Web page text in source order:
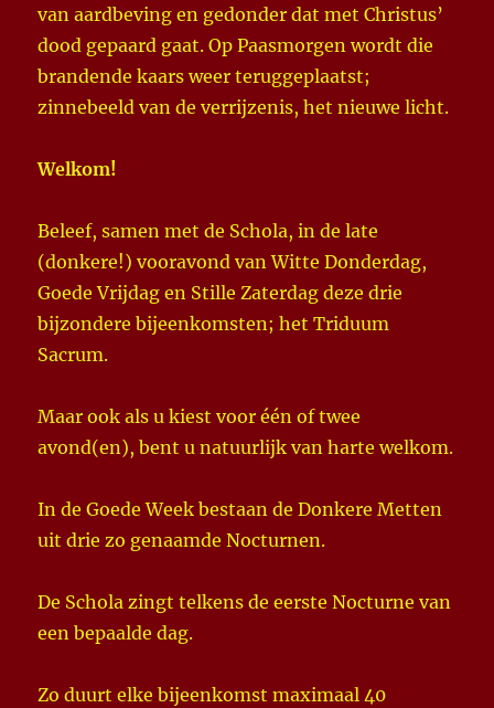
van aardbeving en gedonder dat met Christus’
dood gepaard gaat. Op Paasmorgen wordt die
brandende kaars weer teruggeplaatst;
zinnebeeld van de verrijzenis, het nieuwe licht.
Welkom!
Beleef, samen met de Schola, in de late
(donkere!) vooravond van Witte Donderdag,
Goede Vrijdag en Stille Zaterdag deze drie
bijzondere bijeenkomsten; het Triduum
Sacrum.
Maar ook als u kiest voor één of twee
avond(en), bent u natuurlijk van harte welkom.
In de Goede Week bestaan de Donkere Metten
uit drie zo genaamde Nocturnen.
De Schola zingt telkens de eerste Nocturne van
een bepaalde dag.
Zo duurt elke bijeenkomst maximaal 40